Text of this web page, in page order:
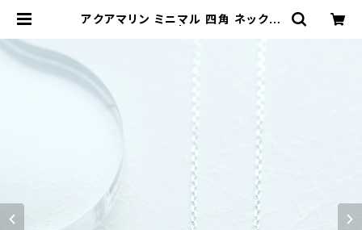
アクアマリン ミニマル 四角 ネックレ
ンズ アクセサリー ネックレス ピアス